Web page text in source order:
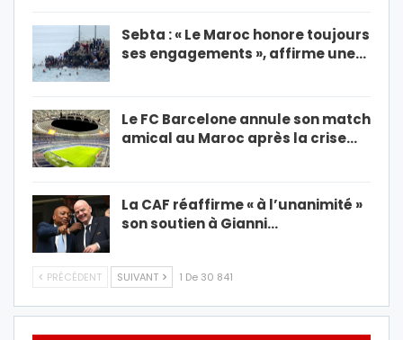
Sebta : « Le Maroc honore toujours
ses engagements », affirme une…
Le FC Barcelone annule son match
amical au Maroc après la crise…
La CAF réaffirme « à l’unanimité »
son soutien à Gianni…
PRÉCÉDENT SUIVANT 1 De 30 841